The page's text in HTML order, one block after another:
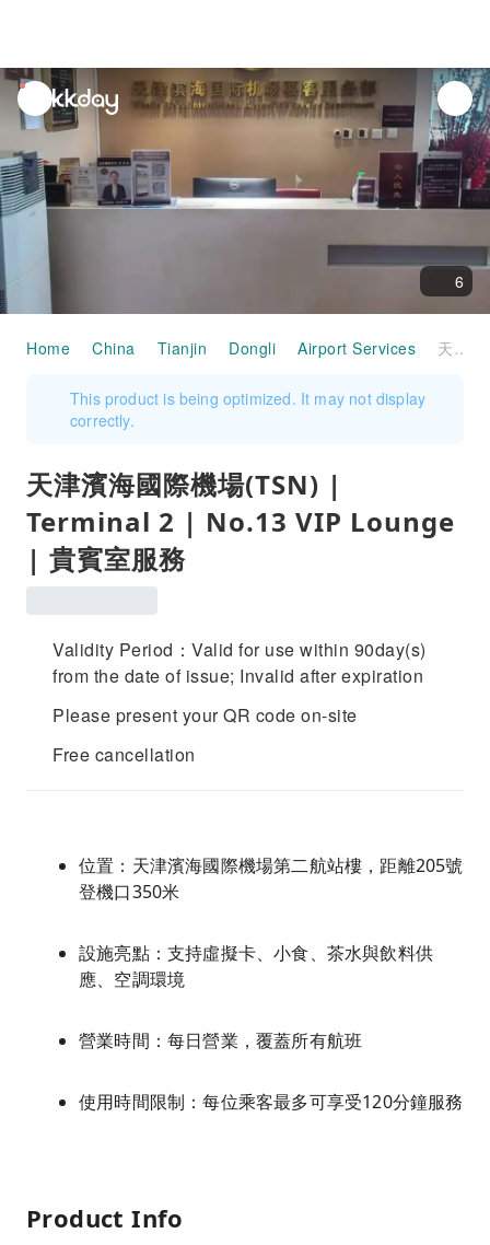
unread
notifications
6
Home China Tianjin Dongli Airport Services 天津濱海國際機場(TSN) | Terminal 2 | No.13 VIP Lounge | 貴賓室服務
This product is being optimized. It may not display
correctly.
天津濱海國際機場(TSN) |
Terminal 2 | No.13 VIP Lounge
| 貴賓室服務
Validity Period：Valid for use within 90day(s)
from the date of issue; Invalid after expiration
Please present your QR code on-site
Free cancellation
位置：天津濱海國際機場第二航站樓，距離205號
登機口350米
設施亮點：支持虛擬卡、小食、茶水與飲料供
應、空調環境
營業時間：每日營業，覆蓋所有航班
使用時間限制：每位乘客最多可享受120分鐘服務
Product Info